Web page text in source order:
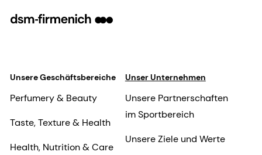
Unsere Geschäftsbereiche
Perfumery & Beauty
Taste, Texture & Health
Health, Nutrition & Care
Unser Unternehmen
Unsere Partnerschaften
im Sportbereich
Unsere Ziele und Werte